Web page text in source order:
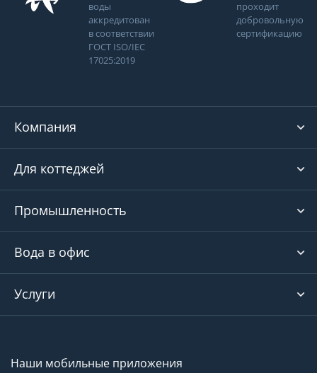
воды
аккредитован
в соответствии
ГОСТ ISO/IEC
17025:2019
проходит
добровольную
сертификацию
Компания
Для коттеджей
Промышленность
Вода в офис
Услуги
Наши мобильные приложения